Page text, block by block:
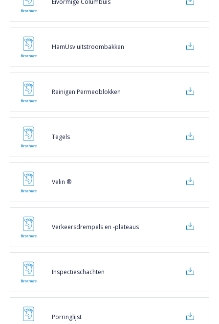
Eivormige Columbuis
HamUsv uitstroombakken
Reinigen Permeoblokken
Tegels
Velin ®
Verkeersdrempels en -plateaus
Inspectieschachten
Porringlijst